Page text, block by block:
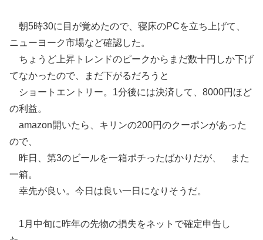
朝5時30に目が覚めたので、寝床のPCを立ち上げて、
ニューヨーク市場など確認した。
ちょうど上昇トレンドのピークからまだ数十円しか下げ
てなかったので、まだ下がるだろうと
ショートエントリー。1分後には決済して、8000円ほど
の利益。
amazon開いたら、キリンの200円のクーポンがあった
ので、
昨日、第3のビールを一箱ポチったばかりだが、 また
一箱。
幸先が良い。今日は良い一日になりそうだ。
1月中旬に昨年の先物の損失をネットで確定申告し